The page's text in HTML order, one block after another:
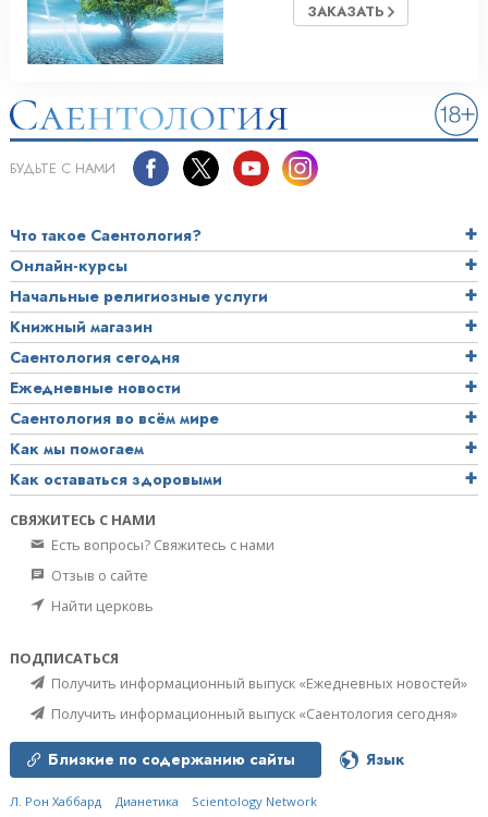
ЗАКАЗАТЬ
БУДЬТЕ С НАМИ
Что такое Саентология?
Онлайн-курсы
Начальные религиозные услуги
Книжный магазин
Саентология сегодня
Ежедневные новости
Саентология во всём мире
Как мы помогаем
Как оставаться здоровыми
СВЯЖИТЕСЬ С НАМИ
Есть вопросы? Свяжитесь с нами
Отзыв о сайте
Найти церковь
ПОДПИСАТЬСЯ
Получить информационный выпуск «Ежедневных новостей»
Получить информационный выпуск «Саентология сегодня»
Близкие по содержанию сайты Язык
Л. Рон Хаббард Дианетика Scientology Network